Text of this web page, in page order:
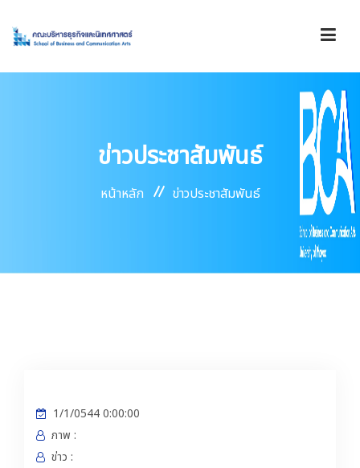
บริการ
ข่าวประชาสัมพันธ์
หน้าหลัก ข่าวประชาสัมพันธ์
1/1/0544 0:00:00
ภาพ :
ข่าว :